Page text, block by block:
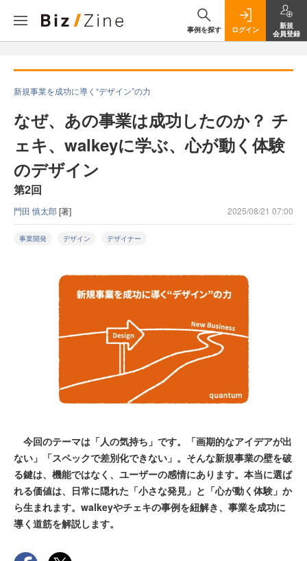
事例を探す ログイン
新規
会員登録
新規事業を成功に導く“デザイン”の力
なぜ、あの事業は成功したのか？ チ
ェキ、walkeyに学ぶ、心が動く体験
のデザイン
第2回
門田 慎太郎[著] 2025/08/21 07:00
事業開発 デザイン デザイナー
今回のテーマは「人の気持ち」です。「画期的なアイデアが出
ない」「スペックで差別化できない」。そんな新規事業の壁を破
る鍵は、機能ではなく、ユーザーの感情にあります。本当に選ば
れる価値は、日常に隠れた「小さな発見」と「心が動く体験」か
ら生まれます。walkeyやチェキの事例を紐解き、事業を成功に
導く道筋を解説します。